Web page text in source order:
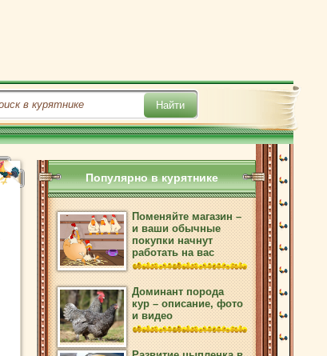
Популярно в курятнике
Поменяйте магазин –
и ваши обычные
покупки начнут
работать на вас
Доминант порода
кур – описание, фото
и видео